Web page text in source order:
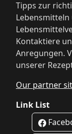
Tipps zur
Lebensmitteln
Kontaktiere
Anregungen.
unserer
Our partner
Link List